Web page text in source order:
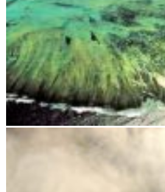
Insel Sainte Marie Madagaskar – Das